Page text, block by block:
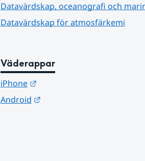
Datavärdskap, oceanografi och
Datavärdskap för atmosfärkemi
Väderappar
iPhone
Länk till annan webbplats.
Android
Länk till annan webbplats.